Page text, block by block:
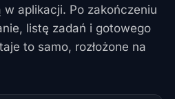
aplikacji. Po zakończeniu
listę zadań i gotowego
to samo, rozłożone na